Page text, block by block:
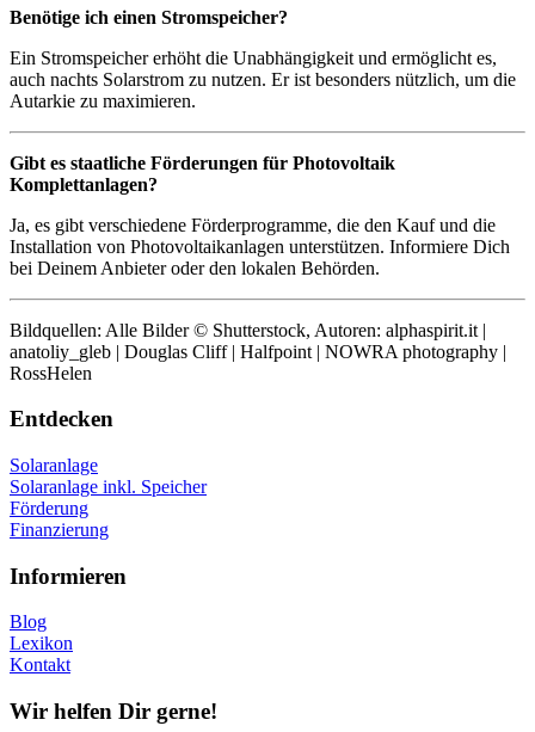
Benötige ich einen Stromspeicher?
Ein Stromspeicher erhöht die Unabhängigkeit und ermöglicht es,
auch nachts Solarstrom zu nutzen. Er ist besonders nützlich, um die
Autarkie zu maximieren.
Gibt es staatliche Förderungen für Photovoltaik
Komplettanlagen?
Ja, es gibt verschiedene Förderprogramme, die den Kauf und die
Installation von Photovoltaikanlagen unterstützen. Informiere Dich
bei Deinem Anbieter oder den lokalen Behörden.
Bildquellen: Alle Bilder © Shutterstock, Autoren: alphaspirit.it |
anatoliy_gleb | Douglas Cliff | Halfpoint | NOWRA photography |
RossHelen
Entdecken
Solaranlage
Solaranlage inkl. Speicher
Förderung
Finanzierung
Informieren
Blog
Lexikon
Kontakt
Wir helfen Dir gerne!